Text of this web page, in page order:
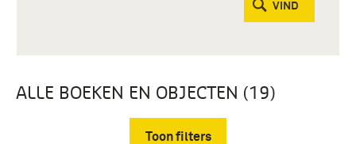
VIND
ALLE BOEKEN EN OBJECTEN (19)
Toon filters